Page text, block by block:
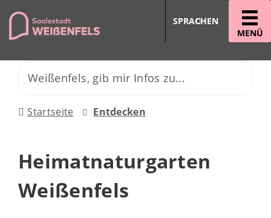
MENÜ
SPRACHEN
Startseite Entdecken
Heimatnaturgarten
Weißenfels